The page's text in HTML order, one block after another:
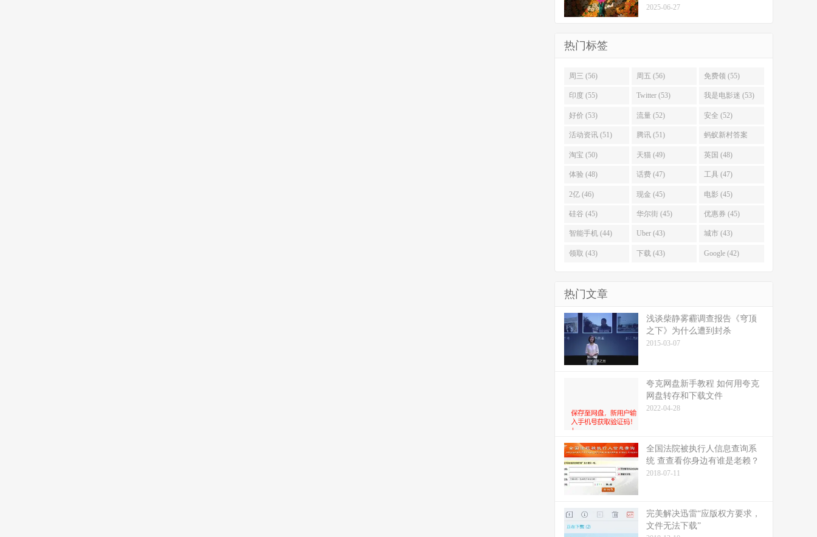
2025-06-27
热门标签
周三 (56) 周五 (56) 免费领 (55)
印度 (55) Twitter (53) 我是电影迷 (53)
好价 (53) 流量 (52) 安全 (52)
活动资讯 (51) 腾讯 (51) 蚂蚁新村答案
(51)
淘宝 (50) 天猫 (49) 英国 (48)
体验 (48) 话费 (47) 工具 (47)
2亿 (46) 现金 (45) 电影 (45)
硅谷 (45) 华尔街 (45) 优惠券 (45)
智能手机 (44) Uber (43) 城市 (43)
领取 (43) 下载 (43) Google (42)
热门文章
浅谈柴静雾霾调查报告《穹顶
之下》为什么遭到封杀
2015-03-07
夸克网盘新手教程 如何用夸克
网盘转存和下载文件
2022-04-28
全国法院被执行人信息查询系
统 查查看你身边有谁是老赖？
2018-07-11
完美解决迅雷“应版权方要求，
文件无法下载”